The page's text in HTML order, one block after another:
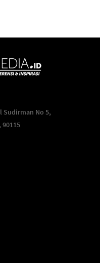
Sudirman No 5,